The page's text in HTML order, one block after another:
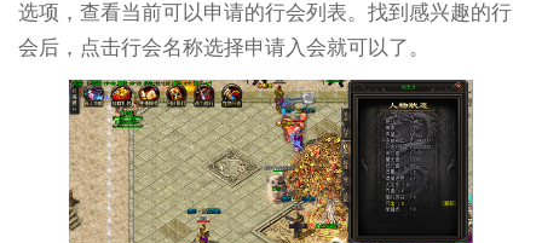
选项，查看当前可以申请的行会列表。找到感兴趣的行
会后，点击行会名称选择申请入会就可以了。